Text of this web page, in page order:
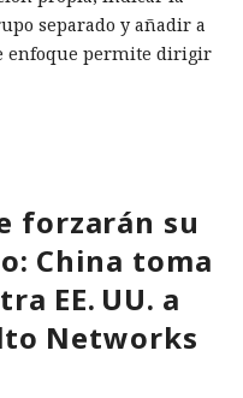
separado y añadir a
enfoque permite dirigir
reveló una
Para archivos con
del certificado se
la carga maliciosa
forzarán su
China toma
EE. UU. a
Networks